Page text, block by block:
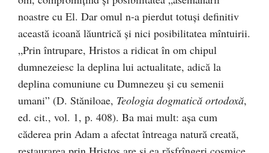
noastre cu El. Dar omul n-a pierdut totuși definitiv
această icoană lăuntrică și nici posibilitatea mîntuirii.
„Prin întrupare, Hristos a ridicat în om chipul
dumnezeiesc la deplina lui actualitate, adică la
deplina comuniune cu Dumnezeu și cu semenii
umani” (D. Stăniloae, Teologia dogmatică ortodoxă,
ed. cit., vol. 1, p. 408). Ba mai mult: așa cum
căderea prin Adam a afectat întreaga natură creată,